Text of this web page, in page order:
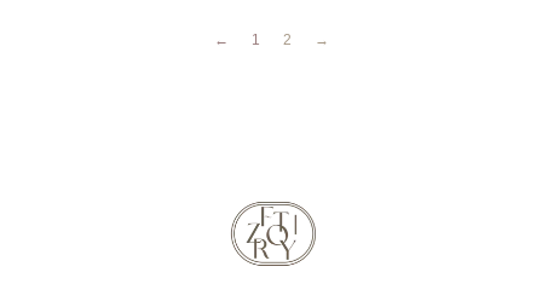
← 1 2 →